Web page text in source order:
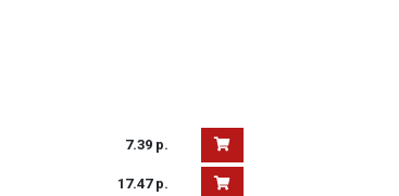
7.39 р.
17.47 р.